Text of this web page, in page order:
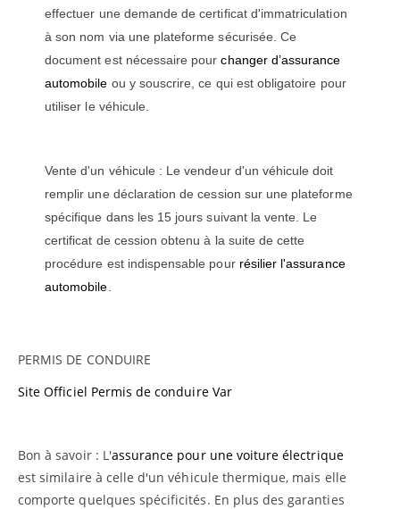
effectuer une demande de certificat d'immatriculation
à son nom via une plateforme sécurisée. Ce
document est nécessaire pourchanger d’assurance
automobile ou y souscrire, ce qui est obligatoire pour
utiliser le véhicule.
Vente d'un véhicule : Le vendeur d'un véhicule doit
remplir une déclaration de cession sur une plateforme
spécifique dans les 15 jours suivant la vente. Le
certificat de cession obtenu à la suite de cette
procédure est indispensable pour résilier l'assurance
automobile.
PERMIS DE CONDUIRE
Site Officiel Permis de conduire Var
Bon à savoir : L'assurance pour une voiture électrique
est similaire à celle d'un véhicule thermique, mais elle
comporte quelques spécificités. En plus des garanties